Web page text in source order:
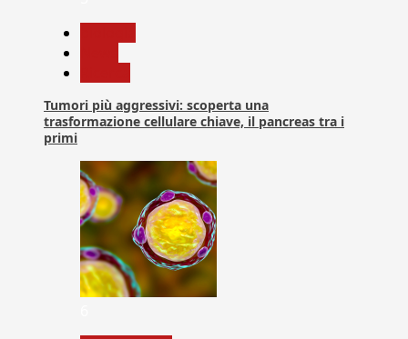
Tumori più aggressivi: scoperta una
trasformazione cellulare chiave, il pancreas tra i
primi